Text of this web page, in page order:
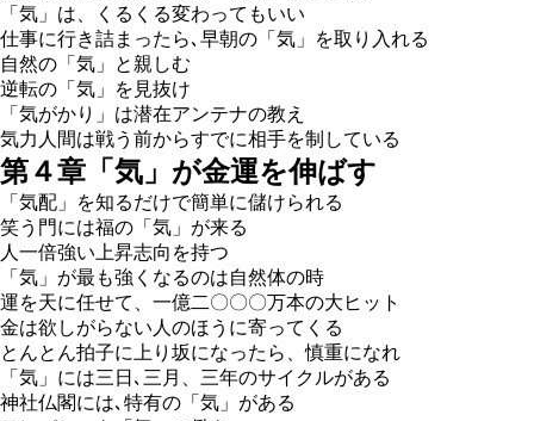
「気」は、くるくる変わってもいい
仕事に行き詰まったら､早朝の「気」を取り入れる
自然の「気」と親しむ
逆転の「気」を見抜け
「気がかり」は潜在アンテナの教え
気力人間は戦う前からすでに相手を制している
第４章「気」が金運を伸ばす
「気配」を知るだけで簡単に儲けられる
笑う門には福の「気」が来る
人一倍強い上昇志向を持つ
「気」が最も強くなるのは自然体の時
運を天に任せて、一億二〇〇〇万本の大ヒット
金は欲しがらない人のほうに寄ってくる
とんとん拍子に上り坂になったら、慎重になれ
「気」には三日､三月、三年のサイクルがある
神社仏閣には､特有の「気」がある